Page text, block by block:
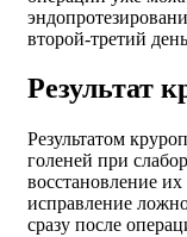
второй-третий
Результат
Результатом
голеней при
восстановление
исправление
сразу после